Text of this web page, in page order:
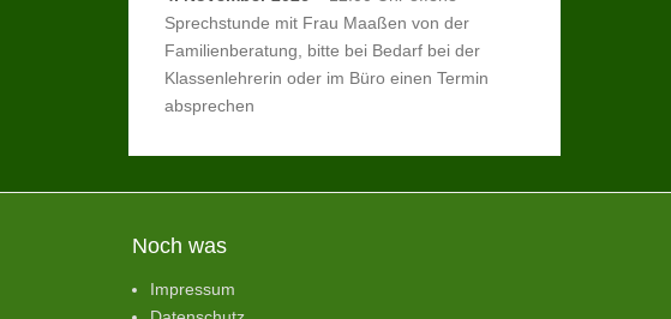
Sprechstunde mit Frau Maaßen von der
Familienberatung, bitte bei Bedarf bei der
Klassenlehrerin oder im Büro einen Termin
absprechen
Noch was
Impressum